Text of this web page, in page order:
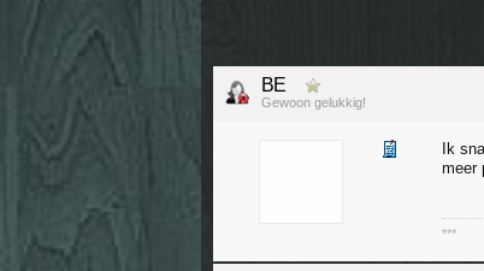
BE
Gewoon gelukkig!
Ik
meer
***